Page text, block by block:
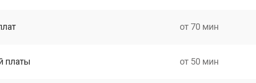
от 70 мин
платы от 50 мин